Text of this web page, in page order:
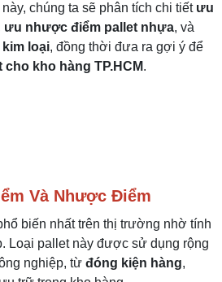
chúng ta sẽ phân tích chi tiết ưu
ưu nhược điểm pallet nhựa, và
loại, đồng thời đưa ra gợi ý để
cho kho hàng TP.HCM.
Và Nhược Điểm
biến nhất trên thị trường nhờ tính
Loại pallet này được sử dụng rộng
nghiệp, từ đóng kiện hàng,